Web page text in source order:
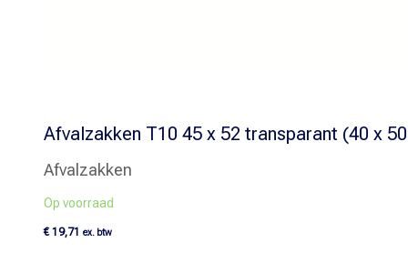
Afvalzakken T10 45 x 52 transparant (40 x
Afvalzakken
Op voorraad
€19,71 ex. btw